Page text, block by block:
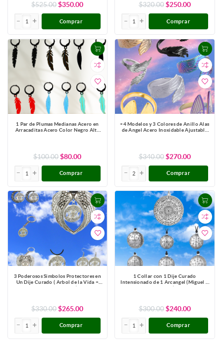
$525.00 $350.00
Comprar
$320.00 $250.00
Comprar
1 Par de Plumas Medianas Acero en
Arracaditas Acero Color Negro Alta
$100.00 $80.00
Comprar
+4 Modelos y 3 Colores de Anillo Alas
de Angel Acero Inoxidable Ajustable
$340.00 $270.00
Comprar
3 Poderosos Simbolos Protectores en
Un Dije Curado ( Arbol de la Vida +
Pentagrama + Triple Luna) Hecate /
$330.00 $265.00
Comprar
1 Collar con 1 Dije Curado
Intensionado de 1 Arcangel (Miguel o
Gabriel o Rafael, Etc.) 30x30mm en
ARCANGELES para Escoger X1-113
$300.00 $240.00
Comprar